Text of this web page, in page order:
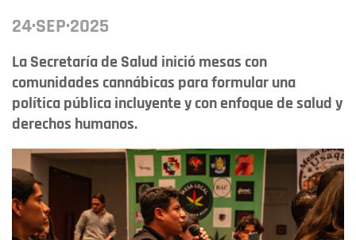
24·SEP·2025
La Secretaría de Salud inició mesas con
comunidades cannábicas para formular una
política pública incluyente y con enfoque de salud y
derechos humanos.